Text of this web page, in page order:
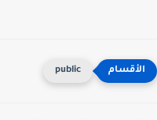
public